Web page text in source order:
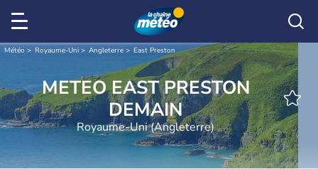
Météo Royaume-Uni Angleterre East Preston
METEO EAST PRESTON
DEMAIN
Royaume-Uni (Angleterre)